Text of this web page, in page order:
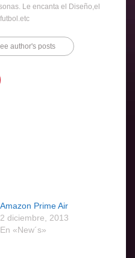
Le encanta el Diseño,el
author's posts
Amazon Prime Air
2 diciembre, 2013
En «New´s»